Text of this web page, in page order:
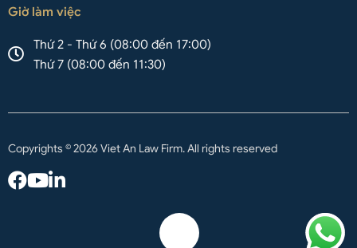
Giờ làm việc
Thứ 2 - Thứ 6 (08:00 đến 17:00)
Thứ 7 (08:00 đến 11:30)
Copyrights © 2026 Viet An Law Firm. All rights reserved